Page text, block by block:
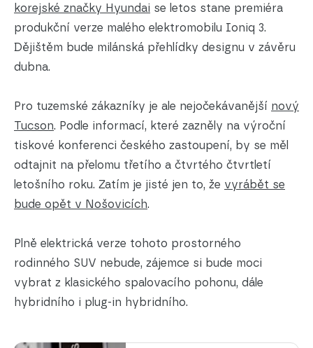
korejské značky Hyundai se letos stane premiéra
produkční verze malého elektromobilu Ioniq 3.
Dějištěm bude milánská přehlídky designu v závěru
dubna.
Pro tuzemské zákazníky je ale nejočekávanější nový
Tucson. Podle informací, které zazněly na výroční
tiskové konferenci českého zastoupení, by se měl
odtajnit na přelomu třetího a čtvrtého čtvrtletí
letošního roku. Zatím je jisté jen to, že vyrábět se
bude opět v Nošovicích.
Plně elektrická verze tohoto prostorného
rodinného SUV nebude, zájemce si bude moci
vybrat z klasického spalovacího pohonu, dále
hybridního i plug-in hybridního.